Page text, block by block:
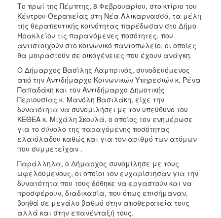
Κέντρο
Κοινότητας
Κοινωνικό
Φαρμακείο
Κοινωνικό
Παντοπωλείο
Ισότητα
των
Φύλων
Υγεία
Αυτόματοι
Απινιδωτές
ΤΟΠΟΣ
Το πρωί της Πέμπτης, 8 Φεβρουαρίου, στο κτίριο του
Κέντρου Θεραπείας στη Νέα Αλικαρνασσό, τα μέλη
της θεραπευτικής κοινότητας παρέδωσαν στο Δήμο
Ηρακλείου τις παραγόμενες ποσότητες, που
αντιστοιχούν στο κοινωνικό παντοπωλείο, οι οποίες
θα μοιραστούν σε οικογένειες που έχουν ανάγκη.
Ο Δήμαρχος Βασίλης Λαμπρινός, συνοδευόμενος
από την Αντιδήμαρχο Κοινωνικών Υπηρεσιών κ. Ρένα
Παπαδάκη και τον Αντιδήμαρχο Δημοτικής
Περιουσίας κ. Μανόλη Βασιλάκη, είχε την
δυνατότητα να συνομιλήσει με τον υπεύθυνο του
ΚΕΘΕΑ κ. Μιχάλη Σκουλά, ο οποίος τον ενημέρωσε
για το σύνολο της παραγόμενης ποσότητας
ελαιόλαδου καθώς και για τον αριθμό των ατόμων
που συμμετείχαν .
Παράλληλα, ο Δήμαρχος συνομίλησε με τους
ωφελούμενους, οι οποίοι τον ευχαρίστησαν για την
δυνατότητα που τους δόθηκε να εργαστούν και να
προσφέρουν, διαδικασία, που όπως επισήμαναν,
βοηθά σε μεγάλο βαθμό στην αποθεραπεία τους
αλλά και στην επανένταξή τους.